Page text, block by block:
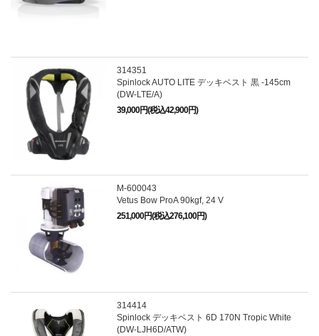
314351
Spinlock AUTO LITE デッキベスト 黒 -145cm
(DW-LTE/A)
39,000円(税込42,900円)
M-600043
Vetus Bow ProA 90kgf, 24 V
251,000円(税込276,100円)
314414
Spinlock デッキベスト 6D 170N Tropic White
(DW-LJH6D/ATW)